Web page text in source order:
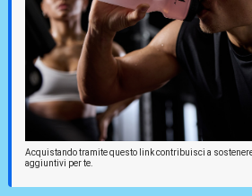
Acquistando tramite questo link contribuisci a
aggiuntivi per te.